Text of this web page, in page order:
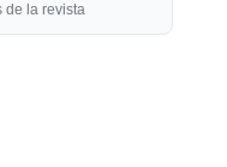
de la revista